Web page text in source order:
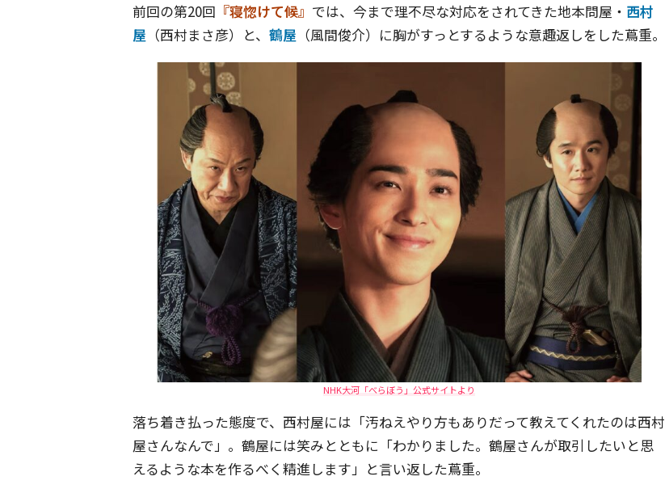
前回の第20回 『寝惚けて候』 では、今まで理不尽な対応をされてきた地本問屋・ 西村
屋 （西村まさ彦）と、 鶴屋 （風間俊介）に胸がすっとするような意趣返しをした蔦重。
NHK大河「べらぼう」公式サイトより
落ち着き払った態度で、西村屋には「汚ねえやり方もありだって教えてくれたのは西村
屋さんなんで」。鶴屋には笑みとともに「わかりました。鶴屋さんが取引したいと思
えるような本を作るべく精進します」と言い返した蔦重。